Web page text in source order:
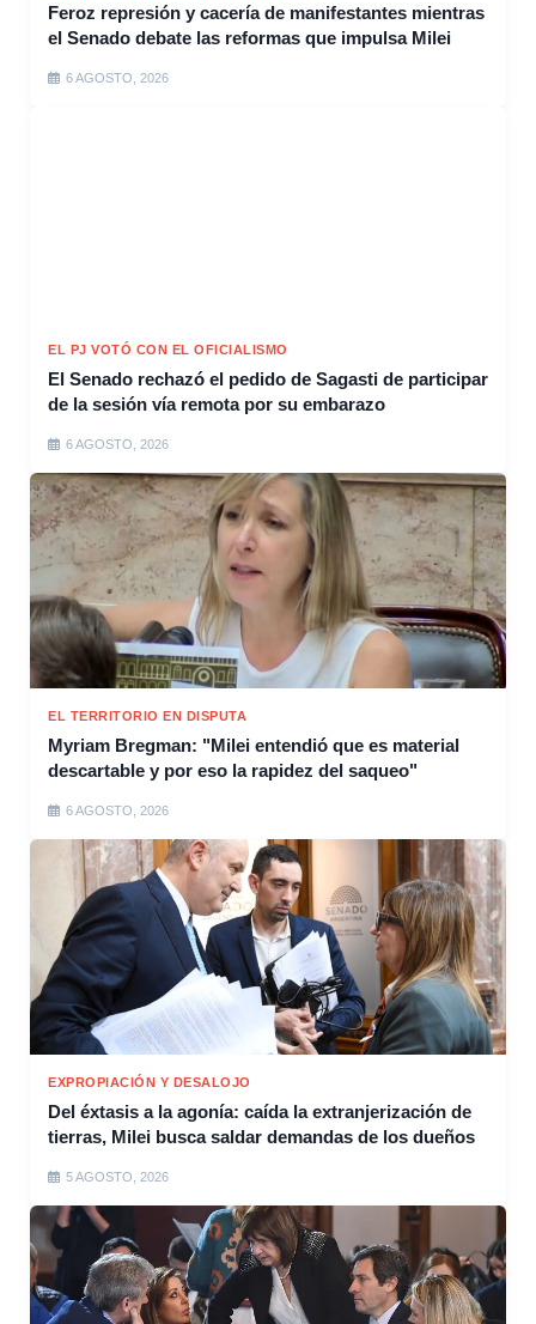
Feroz represión y cacería de manifestantes mientras
el Senado debate las reformas que impulsa Milei
6 AGOSTO, 2026
EL PJ VOTÓ CON EL OFICIALISMO
El Senado rechazó el pedido de Sagasti de participar
de la sesión vía remota por su embarazo
6 AGOSTO, 2026
EL TERRITORIO EN DISPUTA
Myriam Bregman: "Milei entendió que es material
descartable y por eso la rapidez del saqueo"
6 AGOSTO, 2026
EXPROPIACIÓN Y DESALOJO
Del éxtasis a la agonía: caída la extranjerización de
tierras, Milei busca saldar demandas de los dueños
5 AGOSTO, 2026